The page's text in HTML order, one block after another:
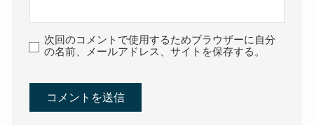
次回のコメントで使用するためブラウザーに自分
の名前、メールアドレス、サイトを保存する。